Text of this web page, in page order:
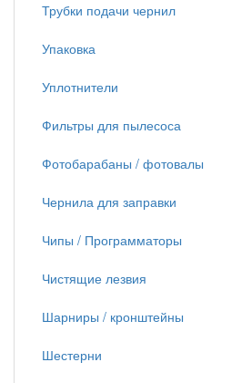
Трубки подачи чернил
Упаковка
Уплотнители
Фильтры для пылесоса
Фотобарабаны / фотовалы
Чернила для заправки
Чипы / Программаторы
Чистящие лезвия
Шарниры / кронштейны
Шестерни